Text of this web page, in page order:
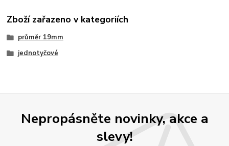
Zboží zařazeno v kategoriích
průměr 19mm
jednotyčové
Nepropásněte novinky, akce a
slevy!